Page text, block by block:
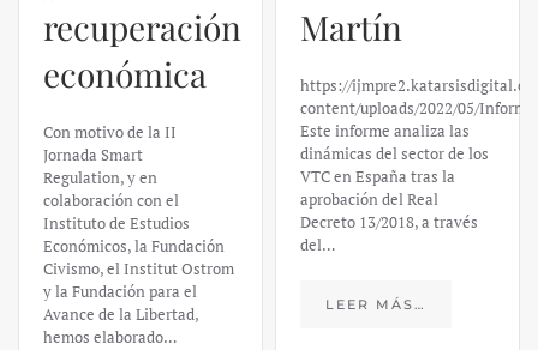
recuperación
económica
Con motivo de la II
Jornada Smart
Regulation, y en
colaboración con el
Instituto de Estudios
Económicos, la Fundación
Civismo, el Institut Ostrom
y la Fundación para el
Avance de la Libertad,
hemos elaborado…
Martín
https://
content/uploads/2022/05/
Este informe analiza las
dinámicas del sector de los
VTC en España tras la
aprobación del Real
Decreto 13/2018, a través
del…
LEER MÁS…